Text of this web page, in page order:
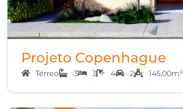
Projeto Copenhague
Térreo 3 3 4 2 145,00m²